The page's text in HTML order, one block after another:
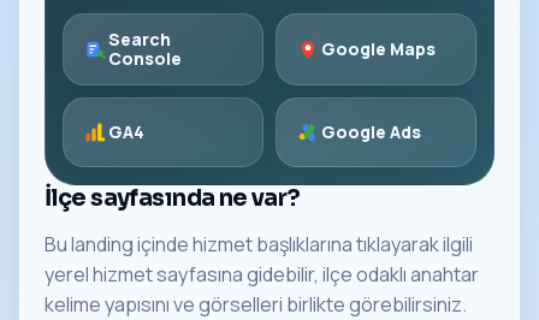
Search
Console
Google Maps
GA4 Google Ads
İlçe sayfasında ne var?
Bu landing içinde hizmet başlıklarına tıklayarak ilgili
yerel hizmet sayfasına gidebilir, ilçe odaklı anahtar
kelime yapısını ve görselleri birlikte görebilirsiniz.